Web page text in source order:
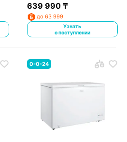
639 990 ₸
до 63 999
Узнать
о поступлении
0-0-24